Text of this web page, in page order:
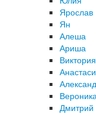
Ярослав
Ян
Алеша
Ариша
Виктория
Вероника
Дмитрий